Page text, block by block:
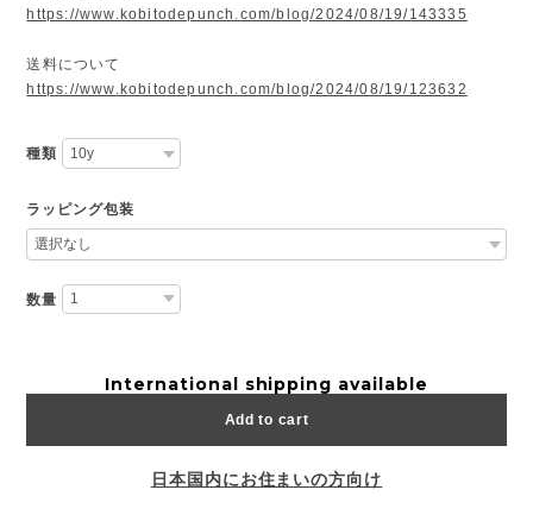
https://www.kobitodepunch.com/blog/2024/08/19/143335
送料について
https://www.kobitodepunch.com/blog/2024/08/19/123632
種類
ラッピング包装
数量
International shipping available
Add to cart
日本国内にお住まいの方向け